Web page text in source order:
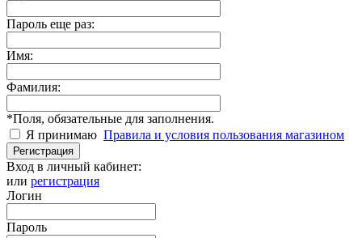
Пароль еще раз:
Имя:
Фамилия:
*Поля, обязательные для заполнения.
Я принимаю Правила и условия пользования магазином
Регистрация
Вход в личный кабинет:
или регистрация
Логин
Пароль